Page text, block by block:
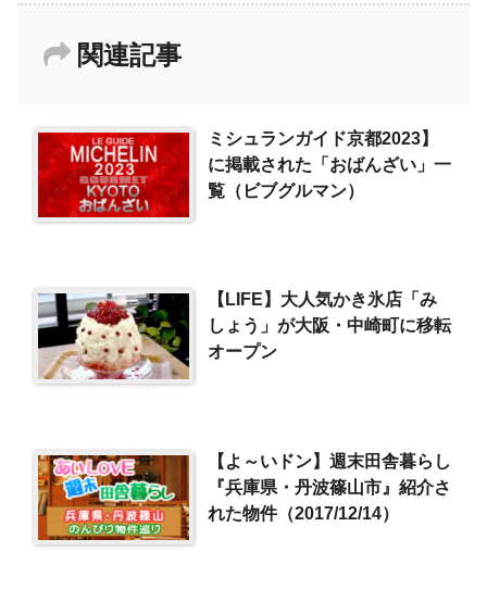
関連記事
ミシュランガイド京都2023】
に掲載された「おばんざい」一
覧（ビブグルマン）
【LIFE】大人気かき氷店「み
しょう」が大阪・中崎町に移転
オープン
【よ～いドン】週末田舎暮らし
『兵庫県・丹波篠山市』紹介さ
れた物件（2017/12/14）